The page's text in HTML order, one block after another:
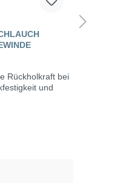
Rückholkraft bei
und